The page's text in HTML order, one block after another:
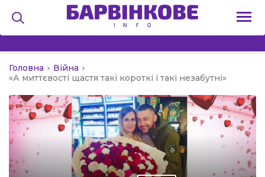
Головна
Війна
«А миттєвості щастя такі короткі і такі незабутні»